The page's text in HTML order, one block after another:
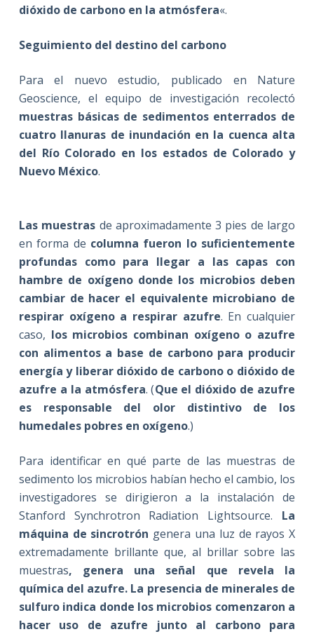
dióxido de carbono en la atmósfera«.
Seguimiento del destino del carbono
Para el nuevo estudio, publicado en Nature
Geoscience, el equipo de investigación recolectó
muestras básicas de sedimentos enterrados de
cuatro llanuras de inundación en la cuenca alta
del Río Colorado en los estados de Colorado y
Nuevo México.
Las muestras de aproximadamente 3 pies de largo
en forma de columna fueron lo suficientemente
profundas como para llegar a las capas con
hambre de oxígeno donde los microbios deben
cambiar de hacer el equivalente microbiano de
respirar oxígeno a respirar azufre. En cualquier
caso, los microbios combinan oxígeno o azufre
con alimentos a base de carbono para producir
energía y liberar dióxido de carbono o dióxido de
azufre a la atmósfera. (Que el dióxido de azufre
es responsable del olor distintivo de los
humedales pobres en oxígeno.)
Para identificar en qué parte de las muestras de
sedimento los microbios habían hecho el cambio, los
investigadores se dirigieron a la instalación de
Stanford Synchrotron Radiation Lightsource. La
máquina de sincrotrón genera una luz de rayos X
extremadamente brillante que, al brillar sobre las
muestras, genera una señal que revela la
química del azufre. La presencia de minerales de
sulfuro indica donde los microbios comenzaron a
hacer uso de azufre junto al carbono para